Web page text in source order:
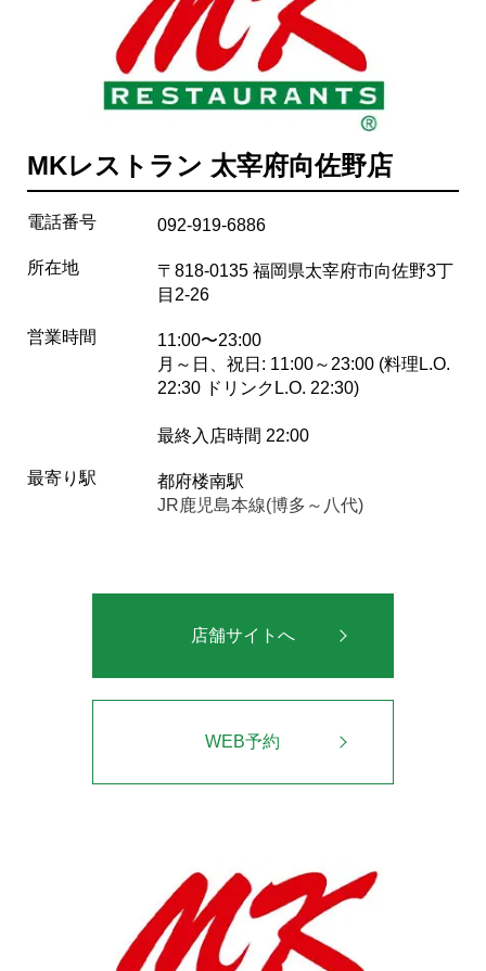
MKレストラン 太宰府向佐野店
電話番号 092-919-6886
所在地
〒818-0135 福岡県太宰府市向佐野3丁
目2-26
営業時間
11:00〜23:00
月～日、祝日: 11:00～23:00 (料理L.O.
22:30 ドリンクL.O. 22:30)
最終入店時間 22:00
最寄り駅
都府楼南駅
JR鹿児島本線(博多～八代)
店舗サイトへ
WEB予約